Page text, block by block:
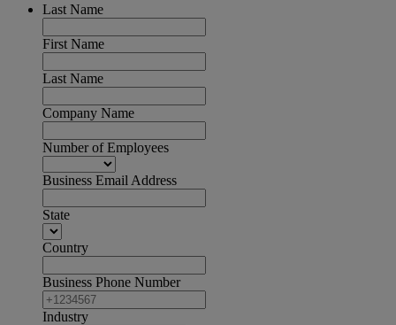
Last Name
First Name
Last Name
Company Name
Number of Employees
Business Email Address
State
Country
Business Phone Number
Industry